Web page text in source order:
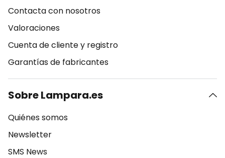
Contacta con nosotros
Valoraciones
Cuenta de cliente y registro
Garantías de fabricantes
Sobre Lampara.es
Quiénes somos
Newsletter
SMS News